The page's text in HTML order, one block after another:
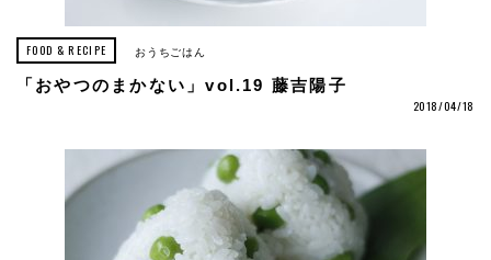
FOOD & RECIPE おうちごはん
「おやつのまかない」vol.19 藤吉陽子
2018/04/18